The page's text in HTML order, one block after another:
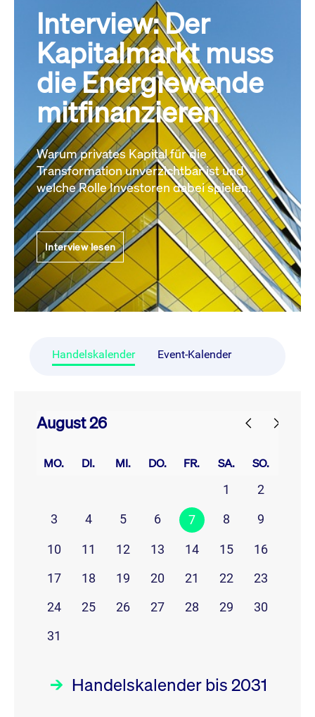
Interview: Der
Kapitalmarkt muss
die Energiewende
mitfinanzieren
Warum privates Kapital für die
Transformation unverzichtbar ist und
welche Rolle Investoren dabei spielen.
Interview lesen
Handelskalender Event-Kalender
August 26
MO. DI. MI. DO. FR. SA. SO.
1
2
3
4 5 6 7 8 9
10 11 12 13 14 15
16
17
18 19 20 21 22
23
24
25 26 27 28 29
30
31
Handelskalender bis 2031